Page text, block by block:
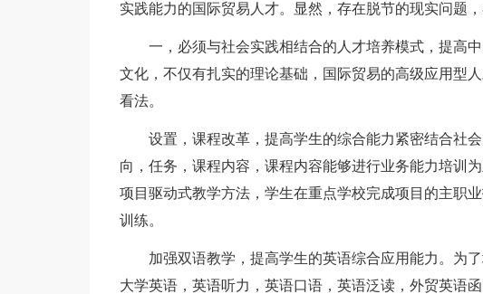
实践能力的国际贸易人才。显然，存在脱节的现实问题，
一，必须与社会实践相结合的人才培养模式，提高中
文化，不仅有扎实的理论基础，国际贸易的高级应用型
看法。
设置，课程改革，提高学生的综合能力紧密结合社会
向，任务，课程内容，课程内容能够进行业务能力培训
项目驱动式教学方法，学生在重点学校完成项目的主职
训练。
加强双语教学，提高学生的英语综合应用能力。为了
大学英语，英语听力，英语口语，英语泛读，外贸英语